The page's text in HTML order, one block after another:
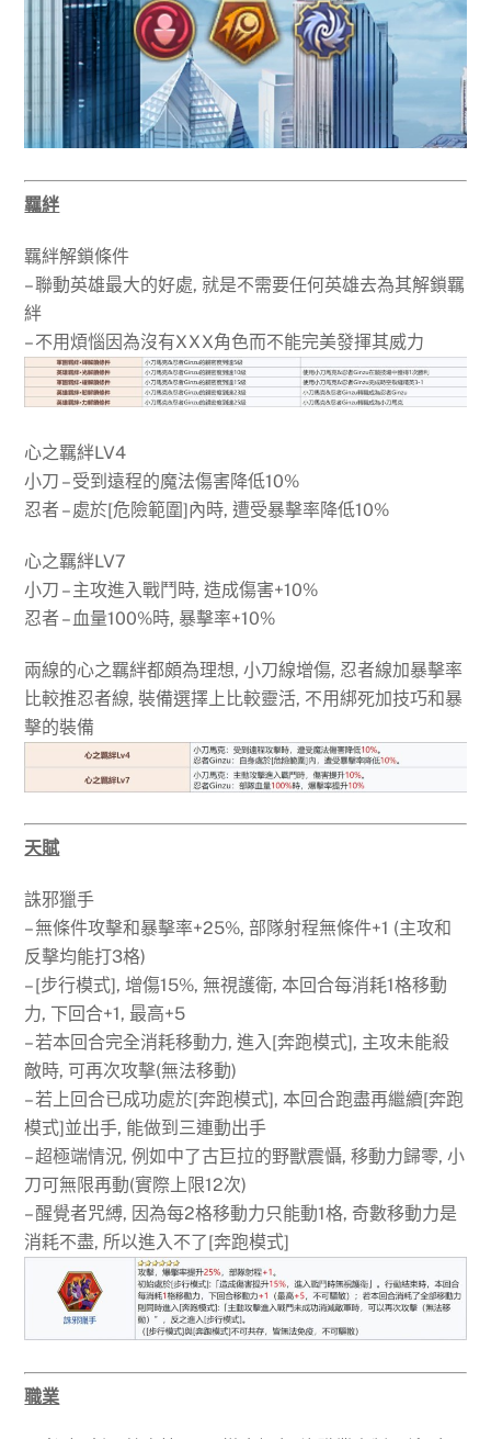
羈絆
羈絆解鎖條件
– 聯動英雄最大的好處, 就是不需要任何英雄去為其解鎖羈
絆
– 不用煩惱因為沒有XXX角色而不能完美發揮其威力
心之羈絆LV4
小刀 – 受到遠程的魔法傷害降低10%
忍者 – 處於[危險範圍]內時, 遭受暴擊率降低10%
心之羈絆LV7
小刀 – 主攻進入戰鬥時, 造成傷害+10%
忍者 – 血量100%時, 暴擊率+10%
兩線的心之羈絆都頗為理想, 小刀線增傷, 忍者線加暴擊率
比較推忍者線, 裝備選擇上比較靈活, 不用綁死加技巧和暴
擊的裝備
天賦
誅邪獵手
– 無條件攻擊和暴擊率+25%, 部隊射程無條件+1 (主攻和
反擊均能打3格)
– [步行模式], 增傷15%, 無視護衛, 本回合每消耗1格移動
力, 下回合+1, 最高+5
– 若本回合完全消耗移動力, 進入[奔跑模式], 主攻未能殺
敵時, 可再次攻擊(無法移動)
– 若上回合已成功處於[奔跑模式], 本回合跑盡再繼續[奔跑
模式]並出手, 能做到三連動出手
– 超極端情況, 例如中了古巨拉的野獸震懾, 移動力歸零, 小
刀可無限再動(實際上限12次)
– 醒覺者咒縛, 因為每2格移動力只能動1格, 奇數移動力是
消耗不盡, 所以進入不了[奔跑模式]
職業